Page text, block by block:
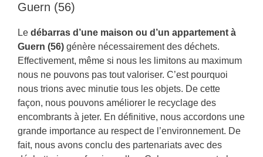
Guern (56)
Le débarras d’une maison ou d’un appartement à
Guern (56) génère nécessairement des déchets.
Effectivement, même si nous les limitons au maximum
nous ne pouvons pas tout valoriser. C’est pourquoi
nous trions avec minutie tous les objets. De cette
façon, nous pouvons améliorer le recyclage des
encombrants à jeter. En définitive, nous accordons une
grande importance au respect de l’environnement. De
fait, nous avons conclu des partenariats avec des